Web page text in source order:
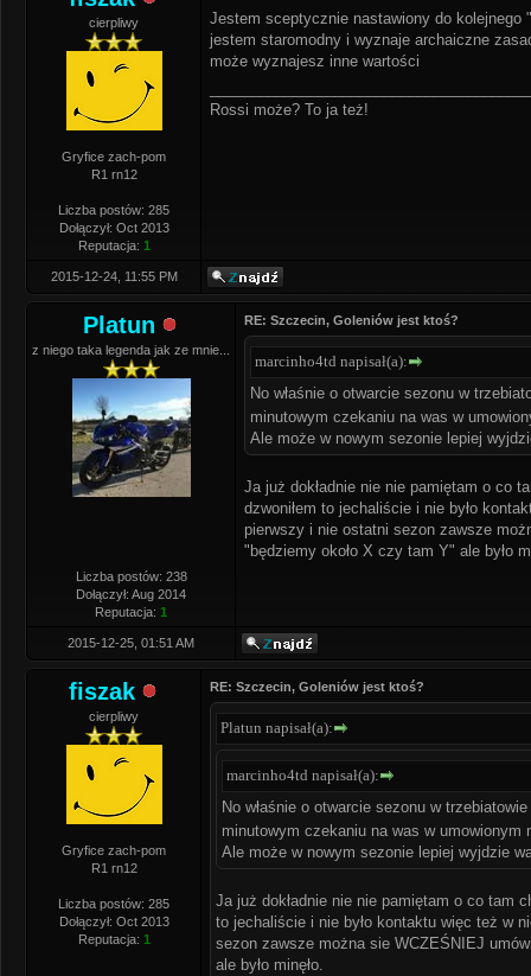
cierpliwy
Gryfice zach-pom
R1 rn12
Liczba postów: 285
Dołączył: Oct 2013
Reputacja: 1
Jestem sceptycznie nastawiony do kolejnego
jestem staromodny i wyznaje archaiczne
może wyznajesz inne wartości
Rossi może? To ja też!
2015-12-24, 11:55 PM
Platun
z niego taka legenda jak ze mnie...
Liczba postów: 238
Dołączył: Aug 2014
Reputacja: 1
RE: Szczecin, Goleniów jest ktoś?
marcinho4td napisał(a):
No właśnie o otwarcie sezonu w
minutowym czekaniu na was w
Ale może w nowym sezonie lepiej
Ja już dokładnie nie nie pamiętam o co
dzwoniłem to jechaliście i nie było
pierwszy i nie ostatni sezon zawsze
"będziemy około X czy tam Y" ale było
2015-12-25, 01:51 AM
fiszak
cierpliwy
Gryfice zach-pom
R1 rn12
Liczba postów: 285
Dołączył: Oct 2013
Reputacja: 1
RE: Szczecin, Goleniów jest ktoś?
Platun napisał(a):
marcinho4td napisał(a):
No właśnie o otwarcie sezonu w
minutowym czekaniu na was w
Ale może w nowym sezonie lepiej wyjdzie
Ja już dokładnie nie nie pamiętam o co tam
to jechaliście i nie było kontaktu więc też w
sezon zawsze można sie WCZEŚNIEJ
ale było minęło.